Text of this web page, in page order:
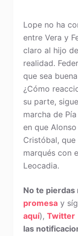
Lope no ha
entre Vera y
claro al hijo
realidad.
que sea
¿Cómo
su parte,
marcha de
en que
Cristóbal,
marqués con
Leocadia.
No te pierdas
promesay
aquí), Twitter
las